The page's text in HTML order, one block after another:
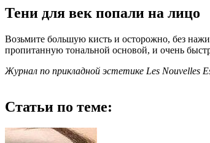
Тени для век попали на лицо
Возьмите большую кисть и осторожно, без
пропитанную тональной основой, и очень
Журнал по прикладной эстетике Les Nouvelles
Статьи по теме: